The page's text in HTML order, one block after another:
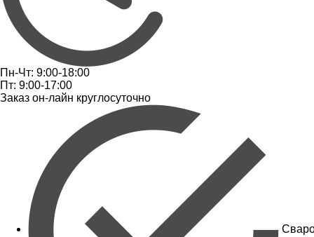
Пн-Чт: 9:00-18:00
Пт: 9:00-17:00
Заказ он-лайн круглосуточно